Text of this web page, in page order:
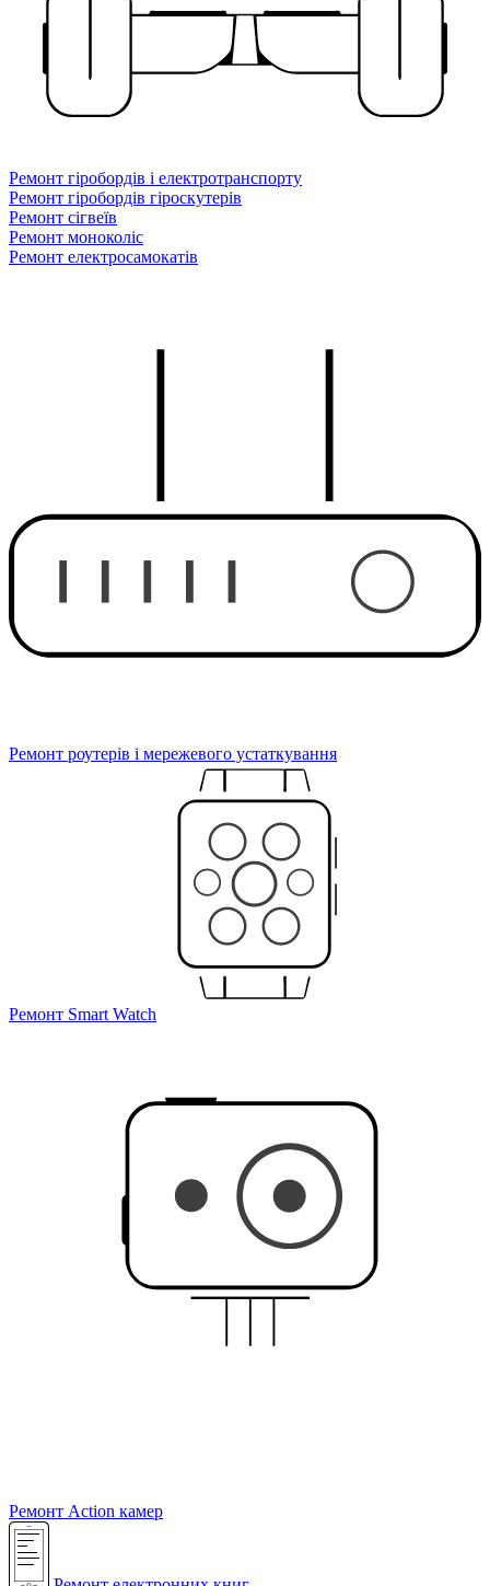
Ремонт гіробордів і електротранспорту
Ремонт гіробордів гіроскутерів
Ремонт сігвеїв
Ремонт моноколіс
Ремонт електросамокатів
Ремонт роутерів і мережевого устаткування
Ремонт Smart Watch
Ремонт Action камер